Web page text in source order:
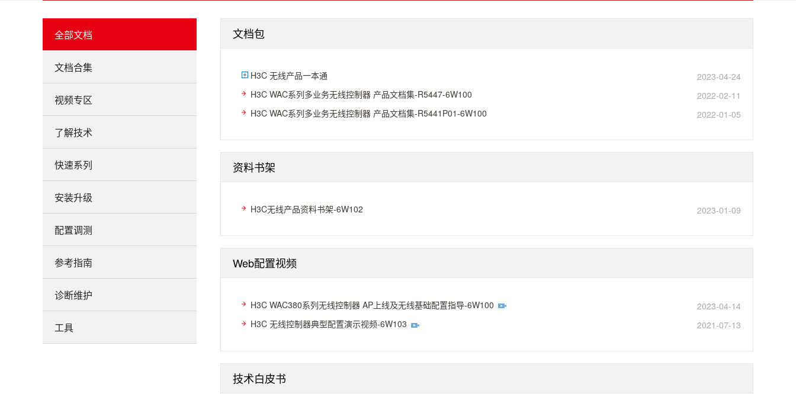
全部文档
文档合集
视频专区
了解技术
快速系列
安装升级
配置调测
参考指南
诊断维护
工具
文档包
H3C 无线产品一本通
2023-04-24
H3C WAC系列多业务无线控制器 产品文档集-R5447-6W100
2022-02-11
H3C WAC系列多业务无线控制器 产品文档集-R5441P01-6W100
2022-01-05
资料书架
H3C无线产品资料书架-6W102 2023-01-09
Web配置视频
H3C WAC380系列无线控制器 AP上线及无线基础配置指导-6W100
2023-04-14
H3C 无线控制器典型配置演示视频-6W103
2021-07-13
技术白皮书